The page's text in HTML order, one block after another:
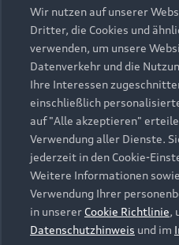
Elektromodelle
Plug-in-Hybride
Neuwagensuche
Gebrauchtwagensuche
Gebrauchtwagen
Finanzierung
Aktionen & Angebote
Geschäftskunden
Saisonale Angebote
Audi Services
Garantie
Audi digital services
myAudi
Support
Kundenservice
Händlersuche
Audi Code
Häufige Fragen (FAQ)
Audi Online Beratung
Über Audi
Unternehmen
Karriere
Investor Relations
Presse & Media Center
© 2026 AUDI AG. Alle
Wir nutzen auf unserer
Dritter, die Cookies und
verwenden, um unsere
Datenverkehr und die
Ihre Interessen
einschließlich
auf "Alle akzeptieren"
Verwendung aller Dienste.
jederzeit in den Cookie-
Weitere Informationen
Verwendung Ihrer
in unserer Cookie Richtlinie,
Datenschutzhinweis und im